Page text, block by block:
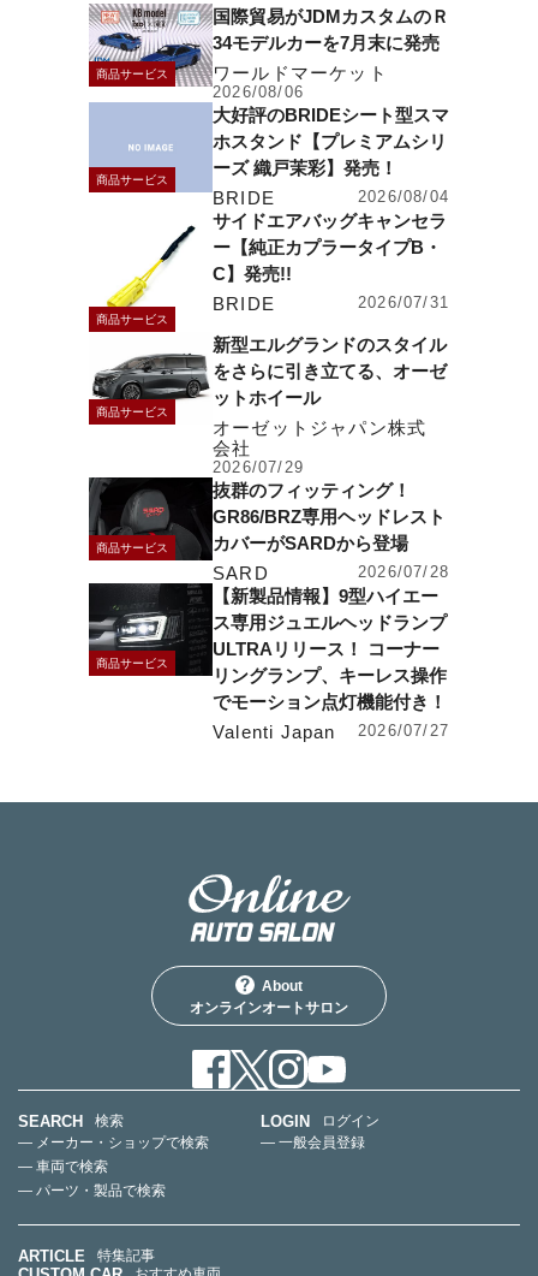
商品サービス
国際貿易がJDMカスタムのＲ
34モデルカーを7月末に発売
ワールドマーケット
2026/08/06
商品サービス
大好評のBRIDEシート型スマ
ホスタンド【プレミアムシリ
ーズ 織戸茉彩】発売！
BRIDE
2026/08/04
商品サービス
サイドエアバッグキャンセラ
ー【純正カプラータイプB・
C】発売!!
BRIDE
2026/07/31
商品サービス
新型エルグランドのスタイル
をさらに引き立てる、オーゼ
ットホイール
オーゼットジャパン株式
会社
2026/07/29
商品サービス
抜群のフィッティング！
GR86/BRZ専用ヘッドレスト
カバーがSARDから登場
SARD
2026/07/28
商品サービス
【新製品情報】9型ハイエー
ス専用ジュエルヘッドランプ
ULTRAリリース！ コーナー
リングランプ、キーレス操作
でモーション点灯機能付き！
Valenti Japan
2026/07/27
About
オンラインオートサロン
SEARCH
検索
— メーカー・ショップで検索
— 車両で検索
— パーツ・製品で検索
LOGIN
ログイン
— 一般会員登録
ARTICLE 特集記事